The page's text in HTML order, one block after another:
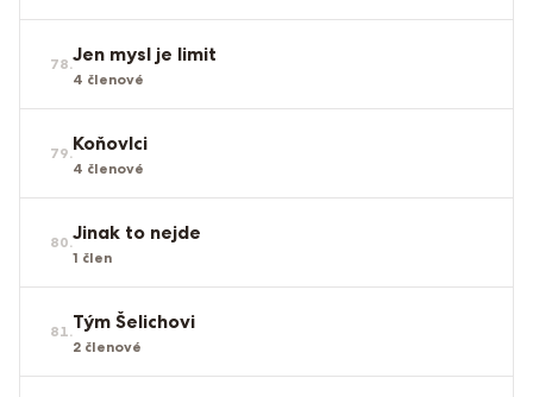
78.Jen mysl je limit
4 členové
79.Koňovlci
4 členové
80.Jinak to nejde
1 člen
81.Tým Šelichovi
2 členové